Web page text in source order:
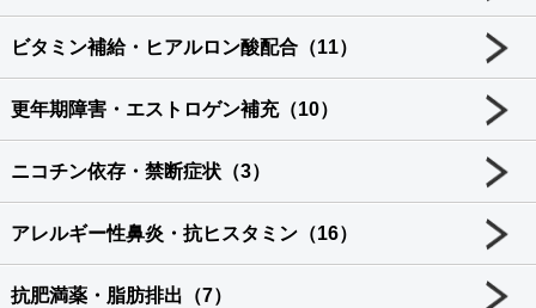
ビタミン補給・ヒアルロン酸配合（11）
更年期障害・エストロゲン補充（10）
ニコチン依存・禁断症状（3）
アレルギー性鼻炎・抗ヒスタミン（16）
抗肥満薬・脂肪排出（7）